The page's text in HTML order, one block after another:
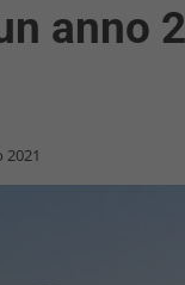
anno
2021